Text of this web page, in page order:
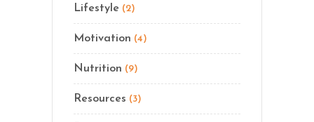
Lifestyle (2)
Motivation (4)
Nutrition (9)
Resources (3)